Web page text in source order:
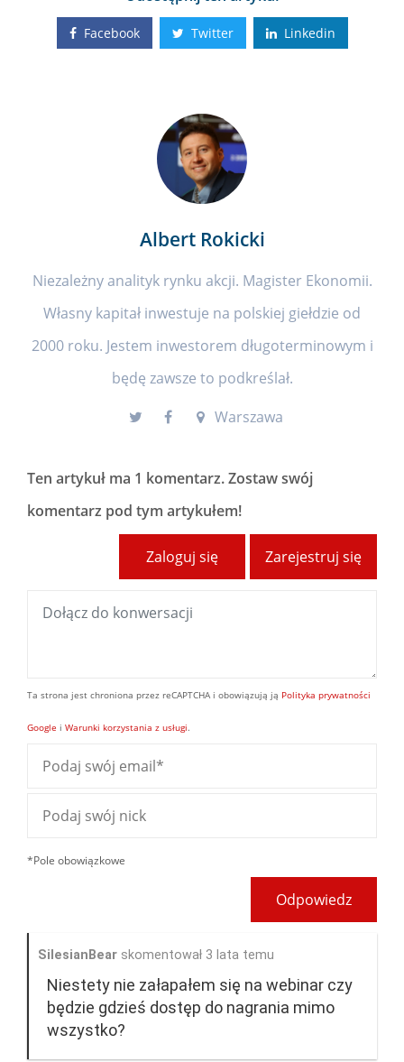
Facebook Twitter Linkedin
Albert Rokicki
Niezależny analityk rynku akcji. Magister Ekonomii.
Własny kapitał inwestuje na polskiej giełdzie od
2000 roku. Jestem inwestorem długoterminowym i
będę zawsze to podkreślał.
Warszawa
Ten artykuł ma 1 komentarz. Zostaw swój
komentarz pod tym artykułem!
Zarejestruj się
Zaloguj się
Ta strona jest chroniona przez reCAPTCHA i obowiązują ją Polityka prywatności
Google i Warunki korzystania z usługi.
*Pole obowiązkowe
Odpowiedz
SilesianBear skomentował 3 lata temu
Niestety nie załapałem się na webinar czy
będzie gdzieś dostęp do nagrania mimo
wszystko?